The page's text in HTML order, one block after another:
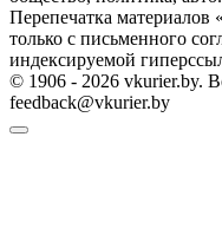
Перепечатка материалов
только с письменного
индексируемой
© 1906 - 2026 vkurier.by.
feedback@vkurier.by